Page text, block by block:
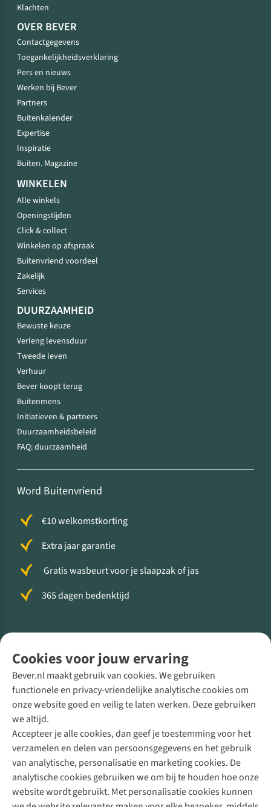
Cookies voor jouw ervaring
Bever.nl maakt gebruik van cookies. We gebruiken
functionele en privacy-vriendelijke analytische cookies om
onze website goed en veilig te laten werken. Deze gebruiken
we altijd.
Accepteer je alle cookies, dan geef je toestemming voor het
verzamelen en delen van persoonsgegevens en het gebruik
van analytische, personalisatie en marketing cookies. De
analytische cookies gebruiken we om bij te houden hoe onze
website wordt gebruikt. Met personalisatie cookies kunnen
Klachten
OVER BEVER
Contactgegevens
Toegankelijkheidsverklaring
Pers en nieuws
Werken bij Bever
Partners
Buitenkalender
Expertise
Inspiratie
Buiten. Magazine
WINKELEN
Alle winkels
Openingstijden
Click & collect
Winkelen op afspraak
Buitenvriend voordeel
Zakelijk
Services
DUURZAAMHEID
Bewuste keuze
Verleng levensduur
Tweede leven
Verhuur
Bever koopt terug
Buitenmens
Initiatieven & partners
Duurzaamheidsbeleid
FAQ: duurzaamheid
Word Buitenvriend
€10 welkomstkorting
Extra jaar garantie
Gratis wasbeurt voor je slaapzak of jas
365 dagen bedenktijd
Direct advies van een Buitenexpert
+31 (0)85 888 50 88
+31 6 12 28 49 80
Contactformulier